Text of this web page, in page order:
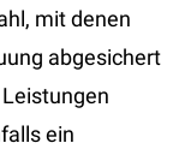
mit denen
abgesichert
ein